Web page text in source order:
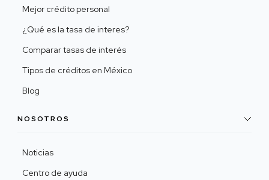
Mejor crédito personal
¿Qué es la tasa de interes?
Comparar tasas de interés
Tipos de créditos en México
Blog
NOSOTROS
Noticias
Centro de ayuda